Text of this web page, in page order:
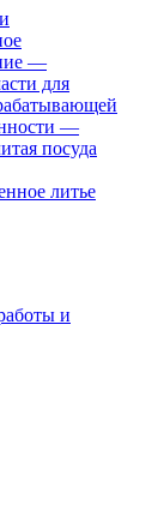
—
для
—
посуда
литье
и